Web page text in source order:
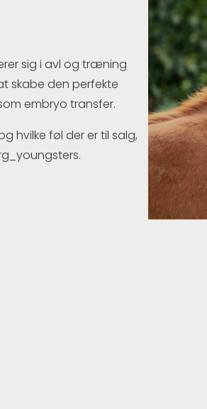
sig i avl og træning
skabe den perfekte
embryo transfer.
hvilke føl der er til salg,